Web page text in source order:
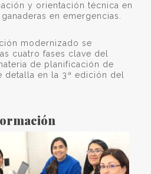
y orientación técnica en
en emergencias.
modernizado se
cuatro fases clave del
de planificación de
detalla en la 3ª edición del